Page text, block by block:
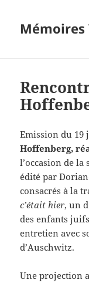
Mémoires
Emission du
Hoffenberg,
l’occasion de
édité par
consacrés à la
c’était hier, un
des enfants
entretien avec
d’Auschwitz.
Une projection